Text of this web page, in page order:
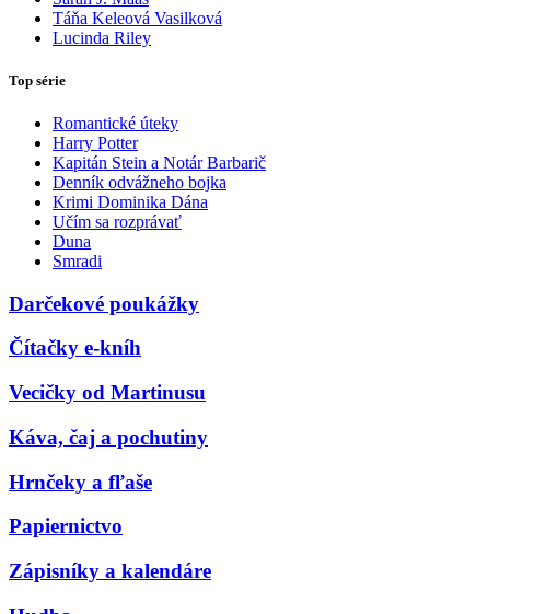
Táňa Keleová Vasilková
Lucinda Riley
Top série
Romantické úteky
Harry Potter
Kapitán Stein a Notár Barbarič
Denník odvážneho bojka
Krimi Dominika Dána
Učím sa rozprávať
Duna
Smradi
Darčekové poukážky
Čítačky e-kníh
Vecičky od Martinusu
Káva, čaj a pochutiny
Hrnčeky a fľaše
Papiernictvo
Zápisníky a kalendáre